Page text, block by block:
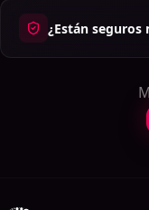
¿Están seguros